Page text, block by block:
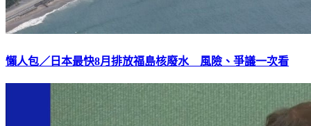
懶人包／日本最快8月排放福島核廢水 風險、爭議一次看